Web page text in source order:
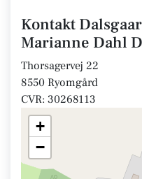
Kontakt
Marianne Dahl
Thorsagervej 22
8550 Ryomgård
CVR: 30268113
+
−